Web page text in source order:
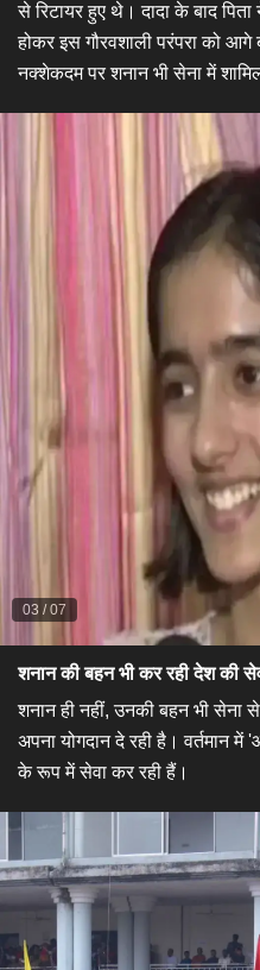
से रिटायर हुए थे। दादा के बाद
होकर इस गौरवशाली परंपरा को
नक्शेकदम पर शनान भी सेना में
03 /07
शनान की बहन भी कर रही देश की
​शनान ही नहीं, उनकी बहन भी सेना
अपना योगदान दे रही है। वर्तमान में
के रूप में सेवा कर रही हैं।​